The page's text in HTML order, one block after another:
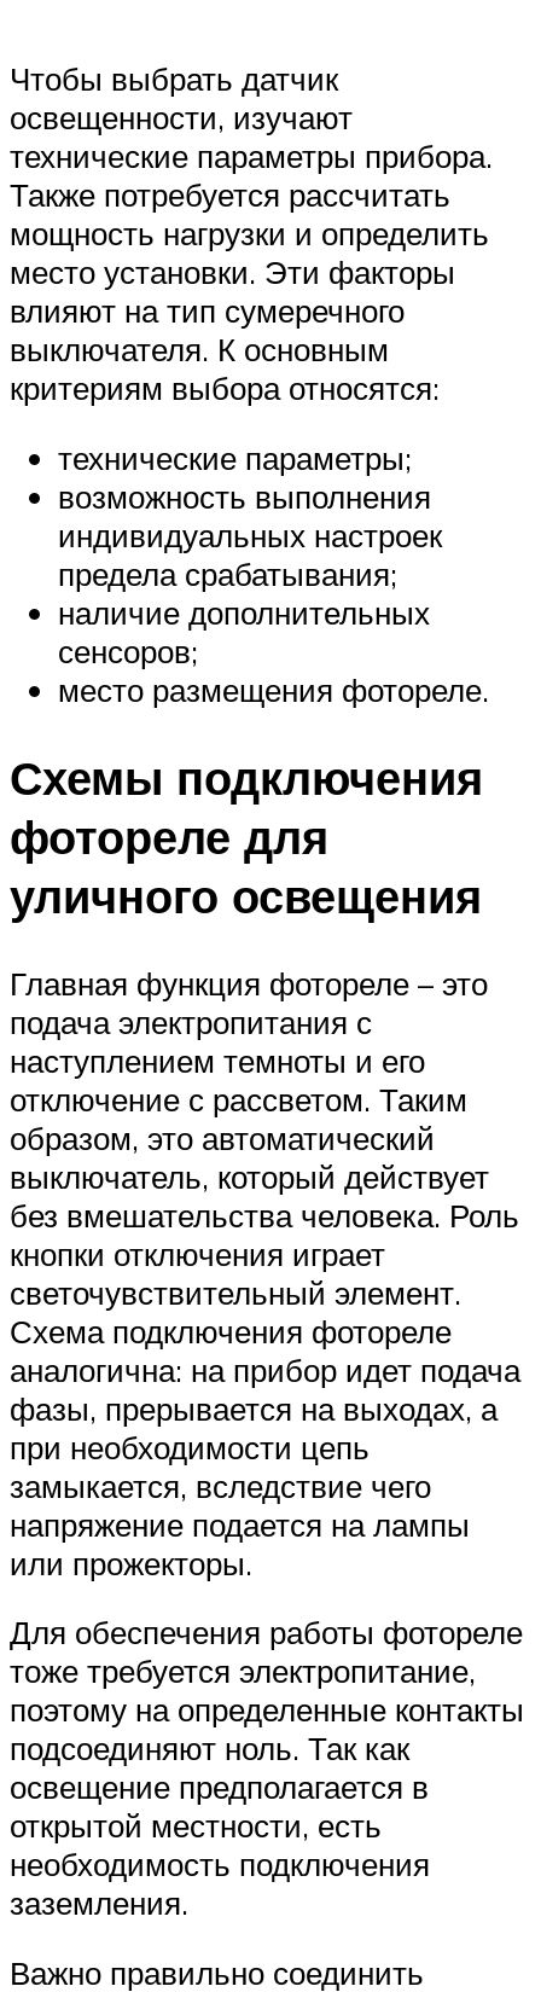
Чтобы выбрать датчик
освещенности, изучают
технические параметры прибора.
Также потребуется рассчитать
мощность нагрузки и определить
место установки. Эти факторы
влияют на тип сумеречного
выключателя. К основным
критериям выбора относятся:
технические параметры;
возможность выполнения
индивидуальных настроек
предела срабатывания;
наличие дополнительных
сенсоров;
место размещения фотореле.
Схемы подключения
фотореле для
уличного освещения
Главная функция фотореле – это
подача электропитания с
наступлением темноты и его
отключение с рассветом. Таким
образом, это автоматический
выключатель, который действует
без вмешательства человека. Роль
кнопки отключения играет
светочувствительный элемент.
Схема подключения фотореле
аналогична: на прибор идет подача
фазы, прерывается на выходах, а
при необходимости цепь
замыкается, вследствие чего
напряжение подается на лампы
или прожекторы.
Для обеспечения работы фотореле
тоже требуется электропитание,
поэтому на определенные контакты
подсоединяют ноль. Так как
освещение предполагается в
открытой местности, есть
необходимость подключения
заземления.
Важно правильно соединить